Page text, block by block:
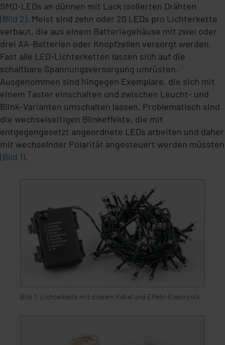
SMD-LEDs an dünnen mit Lack isolierten Drähten
(Bild 2). Meist sind zehn oder 20 LEDs pro Lichterkette
verbaut, die aus einem Batteriegehäuse mit zwei oder
drei AA-Batterien oder Knopfzellen versorgt werden.
Fast alle LED-Lichterketten lassen sich auf die
schaltbare Spannungsversorgung umrüsten.
Ausgenommen sind hingegen Exemplare, die sich mit
einem Taster einschalten und zwischen Leucht- und
Blink-Varianten umschalten lassen. Problematisch sind
die wechselseitigen Blinkeffekte, die mit
entgegengesetzt angeordnete LEDs arbeiten und daher
mit wechselnder Polarität angesteuert werden müssten
(Bild 1).
Bild 1: Lichterkette mit dickem Kabel und Effekt-Elektronik